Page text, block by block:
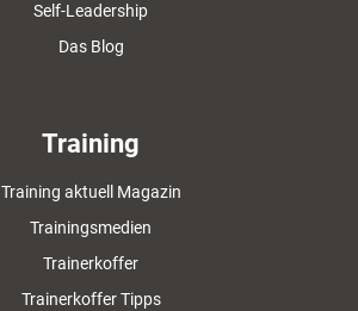
Self-Leadership
Das Blog
Training
Training aktuell Magazin
Trainingsmedien
Trainerkoffer
Trainerkoffer Tipps